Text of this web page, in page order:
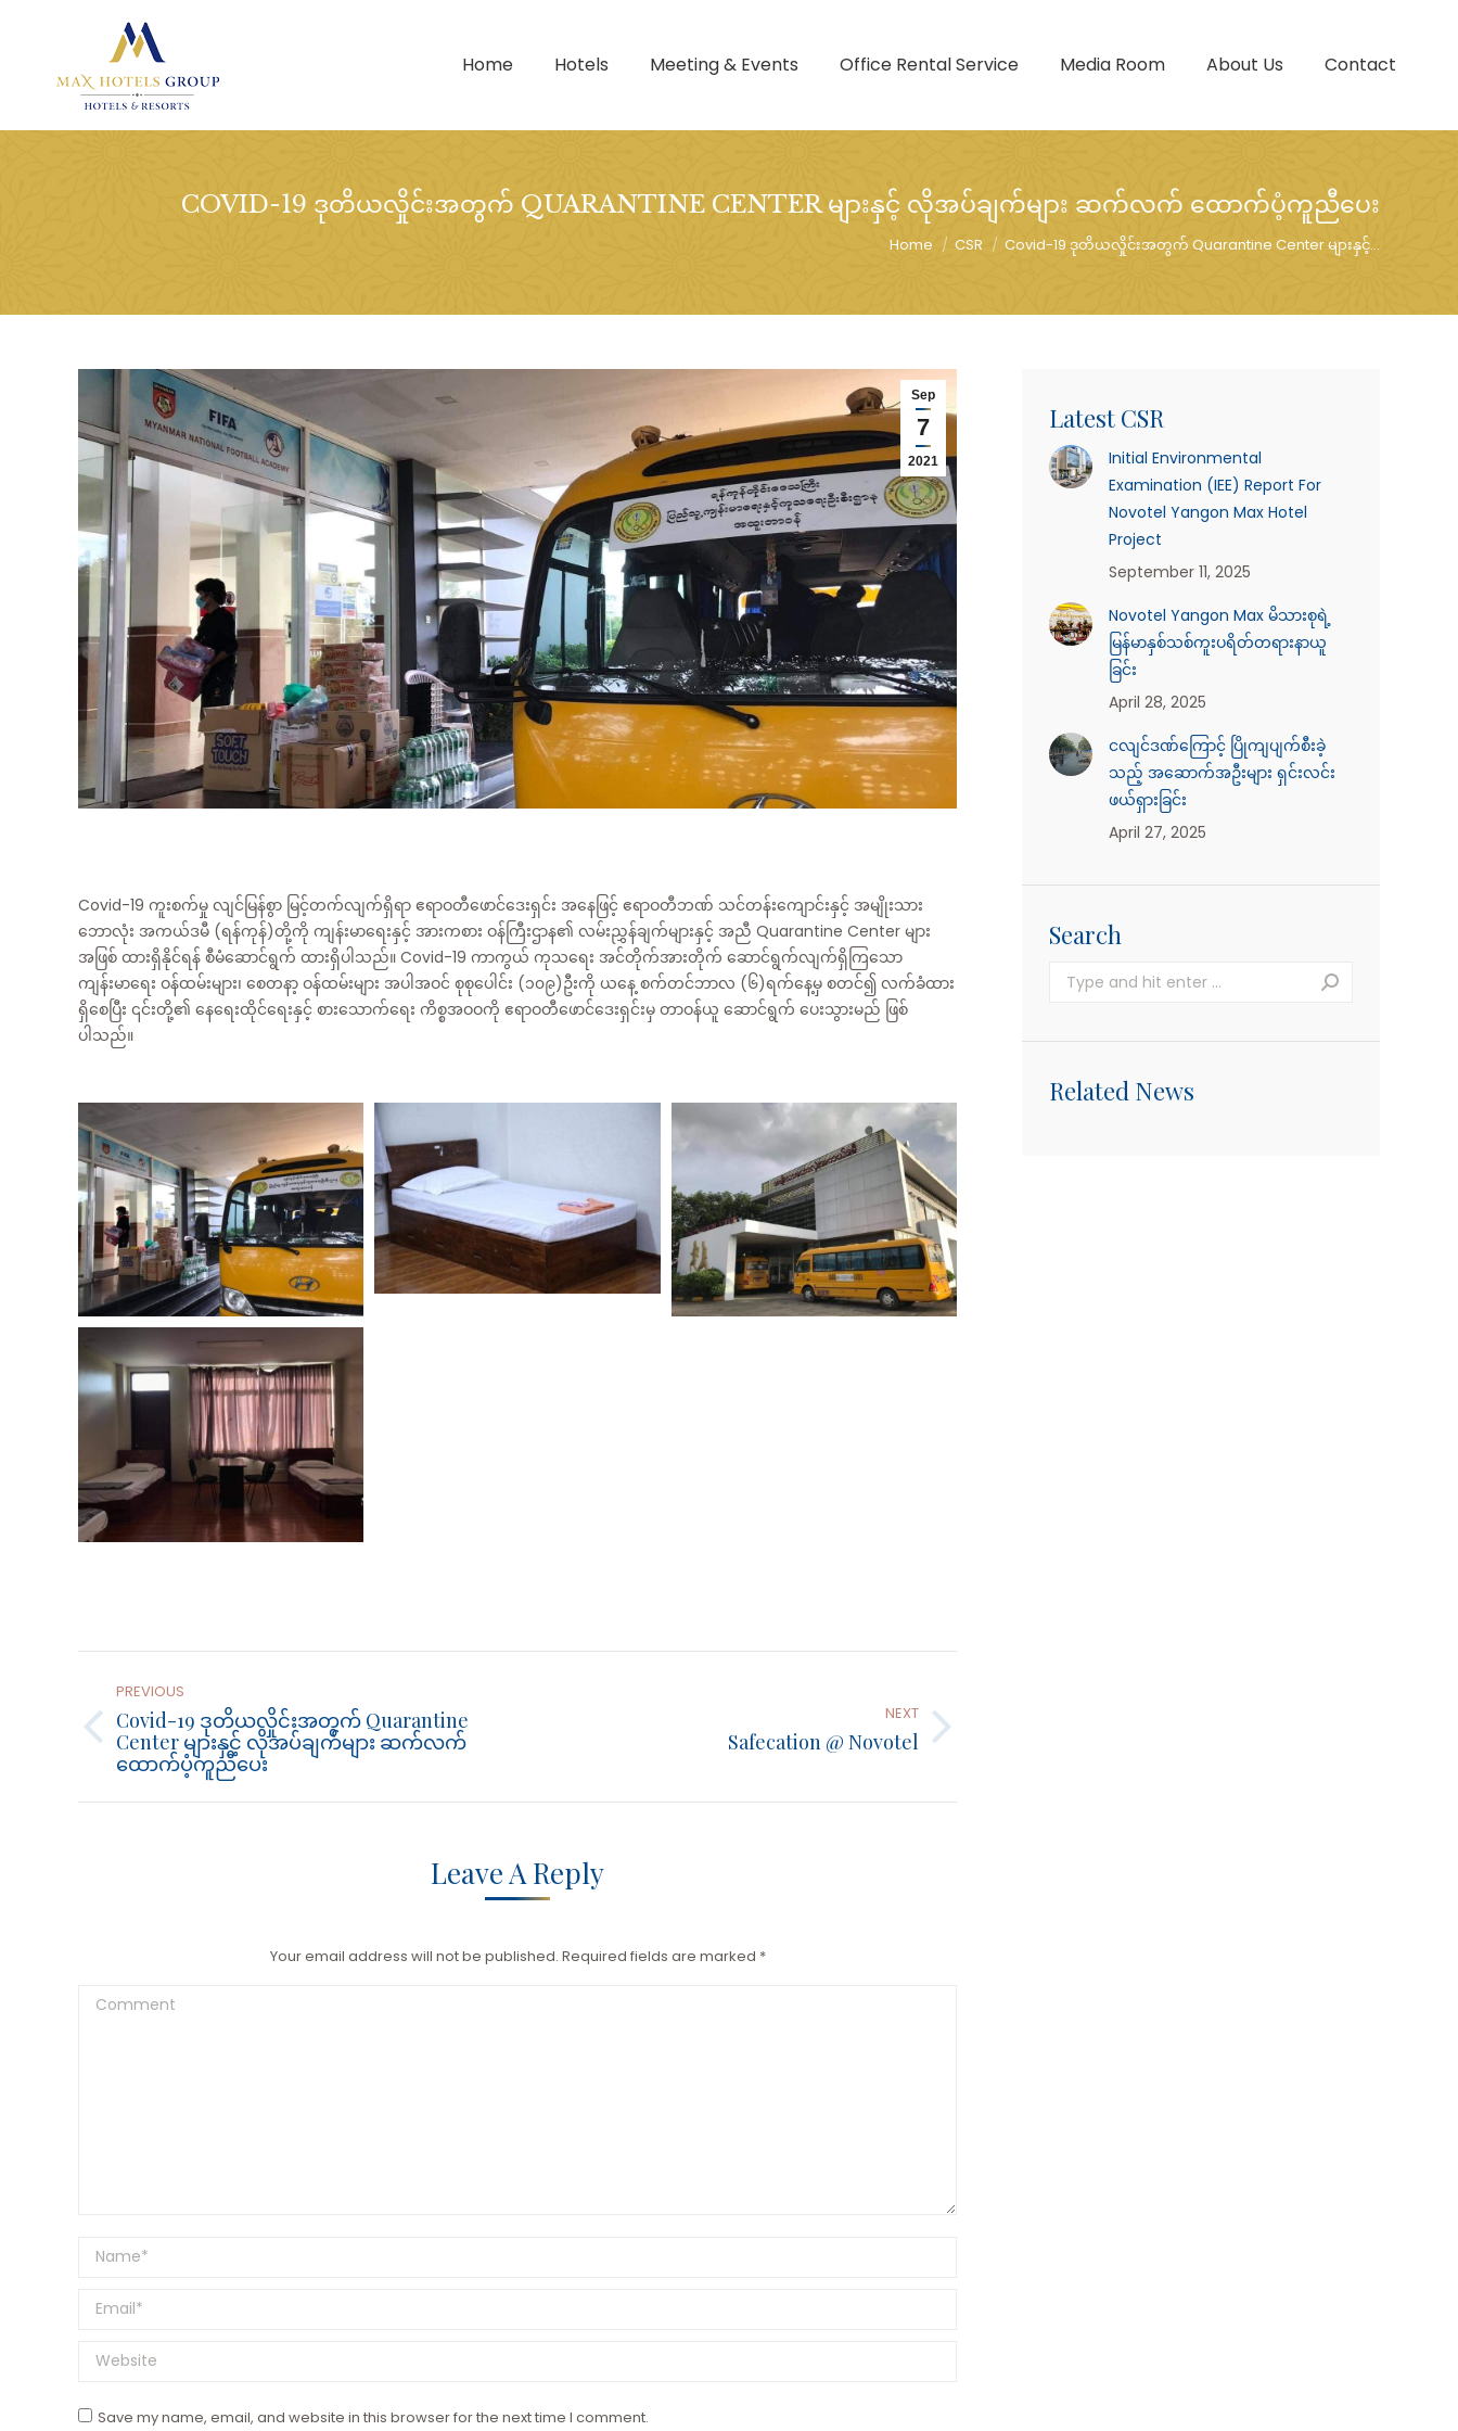
Home Hotels Meeting & Events Office Rental Service Media Room About Us Contact
COVID-19 ဒုတိယလှိုင်းအတွက် QUARANTINE CENTER များနှင့် လိုအပ်ချက်များ ဆက်လက် ထောက်ပံ့ကူညီပေး
You are here:
Home CSR Covid-19 ဒုတိယလှိုင်းအတွက် Quarantine Center များနှင့်…
Sep
7
2021
Covid-19 ကူးစက်မှု လျင်မြန်စွာ မြင့်တက်လျက်ရှိရာ ဧရာဝတီဖောင်ဒေးရှင်း အနေဖြင့် ဧရာဝတီဘဏ် သင်တန်းကျောင်းနှင့် အမျိုးသား
ဘောလုံး အကယ်ဒမီ (ရန်ကုန်)တို့ကို ကျန်းမာရေးနှင့် အားကစား ဝန်ကြီးဌာန၏ လမ်းညွှန်ချက်များနှင့် အညီ Quarantine Center များ
အဖြစ် ထားရှိနိုင်ရန် စီမံဆောင်ရွက် ထားရှိပါသည်။ Covid-19 ကာကွယ် ကုသရေး အင်တိုက်အားတိုက် ဆောင်ရွက်လျက်ရှိကြသော
ကျန်းမာရေး ဝန်ထမ်းများ၊ စေတနာ့ ဝန်ထမ်းများ အပါအဝင် စုစုပေါင်း (၁၀၉)ဦးကို ယနေ့ စက်တင်ဘာလ (၆)ရက်နေ့မှ စတင်၍ လက်ခံထား
ရှိစေပြီး ၎င်းတို့၏ နေရေးထိုင်ရေးနှင့် စားသောက်ရေး ကိစ္စအဝဝကို ဧရာဝတီဖောင်ဒေးရှင်းမှ တာဝန်ယူ ဆောင်ရွက် ပေးသွားမည် ဖြစ်
ပါသည်။
Post
Navigation
PREVIOUS
Previous
post:
Covid-19 ဒုတိယလှိုင်းအတွက် Quarantine
Center များနှင့် လိုအပ်ချက်များ ဆက်လက်
ထောက်ပံ့ကူညီပေး
NEXT
Safecation @ Novotel
Leave A Reply
Your email address will not be published. Required fields are marked *
Comment
Name *
Email *
Website
Save my name, email, and website in this browser for the next time I comment.
Latest CSR
Initial Environmental
Examination (IEE) Report For
Novotel Yangon Max Hotel
Project
September 11, 2025
Novotel Yangon Max မိသားစုရဲ့
မြန်မာနှစ်သစ်ကူးပရိတ်တရားနာယူ
ခြင်း
April 28, 2025
ငလျင်ဒဏ်ကြောင့် ပြိုကျပျက်စီးခဲ့
သည့် အဆောက်အဦးများ ရှင်းလင်း
ဖယ်ရှားခြင်း
April 27, 2025
Search
Search:
Related News